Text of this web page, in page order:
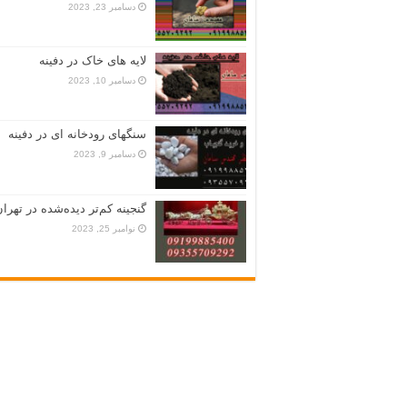
دسامبر 23, 2023
لایه های خاک در دفینه
دسامبر 10, 2023
سنگهای رودخانه ای در دفینه
دسامبر 9, 2023
گنجینه کم‌تر دیده‌شده در
نوامبر 25, 2023